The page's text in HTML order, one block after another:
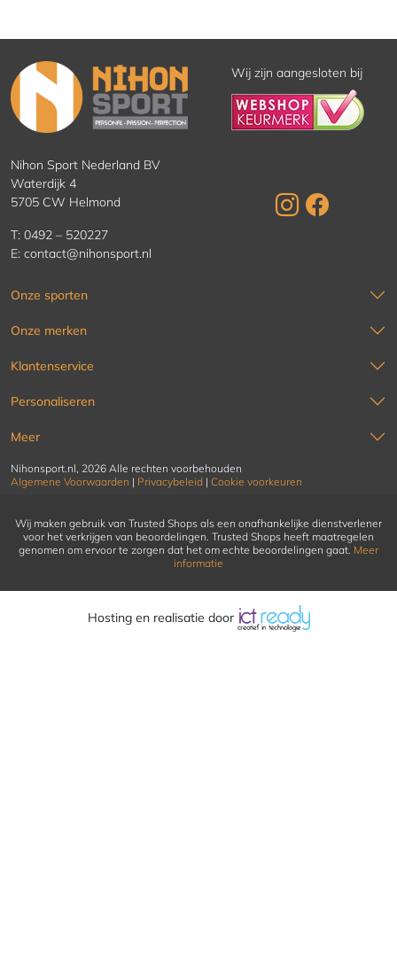
Wij zijn aangesloten bij
Nihon Sport Nederland BV
Waterdijk 4
5705 CW Helmond
T: 0492 – 520227
E: contact@nihonsport.nl
Onze sporten
Onze merken
Klantenservice
Personaliseren
Meer
Nihonsport.nl, 2026 Alle rechten voorbehouden
Algemene Voorwaarden | Privacybeleid | Cookie voorkeuren
Wij maken gebruik van Trusted Shops als een onafhankelijke dienstverlener
voor het verkrijgen van beoordelingen. Trusted Shops heeft maatregelen
genomen om ervoor te zorgen dat het om echte beoordelingen gaat. Meer
informatie
Hosting en realisatie door